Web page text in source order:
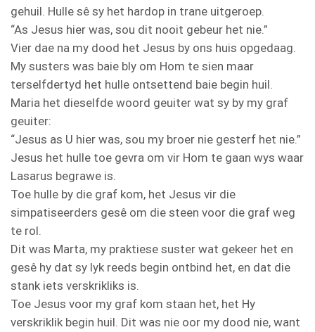
gehuil. Hulle sê sy het hardop in trane uitgeroep.
“As Jesus hier was, sou dit nooit gebeur het nie.”
Vier dae na my dood het Jesus by ons huis opgedaag.
My susters was baie bly om Hom te sien maar
terselfdertyd het hulle ontsettend baie begin huil.
Maria het dieselfde woord geuiter wat sy by my graf
geuiter:
“Jesus as U hier was, sou my broer nie gesterf het nie.”
Jesus het hulle toe gevra om vir Hom te gaan wys waar
Lasarus begrawe is.
Toe hulle by die graf kom, het Jesus vir die
simpatiseerders gesê om die steen voor die graf weg
te rol.
Dit was Marta, my praktiese suster wat gekeer het en
gesê hy dat sy lyk reeds begin ontbind het, en dat die
stank iets verskrikliks is.
Toe Jesus voor my graf kom staan het, het Hy
verskriklik begin huil. Dit was nie oor my dood nie, want